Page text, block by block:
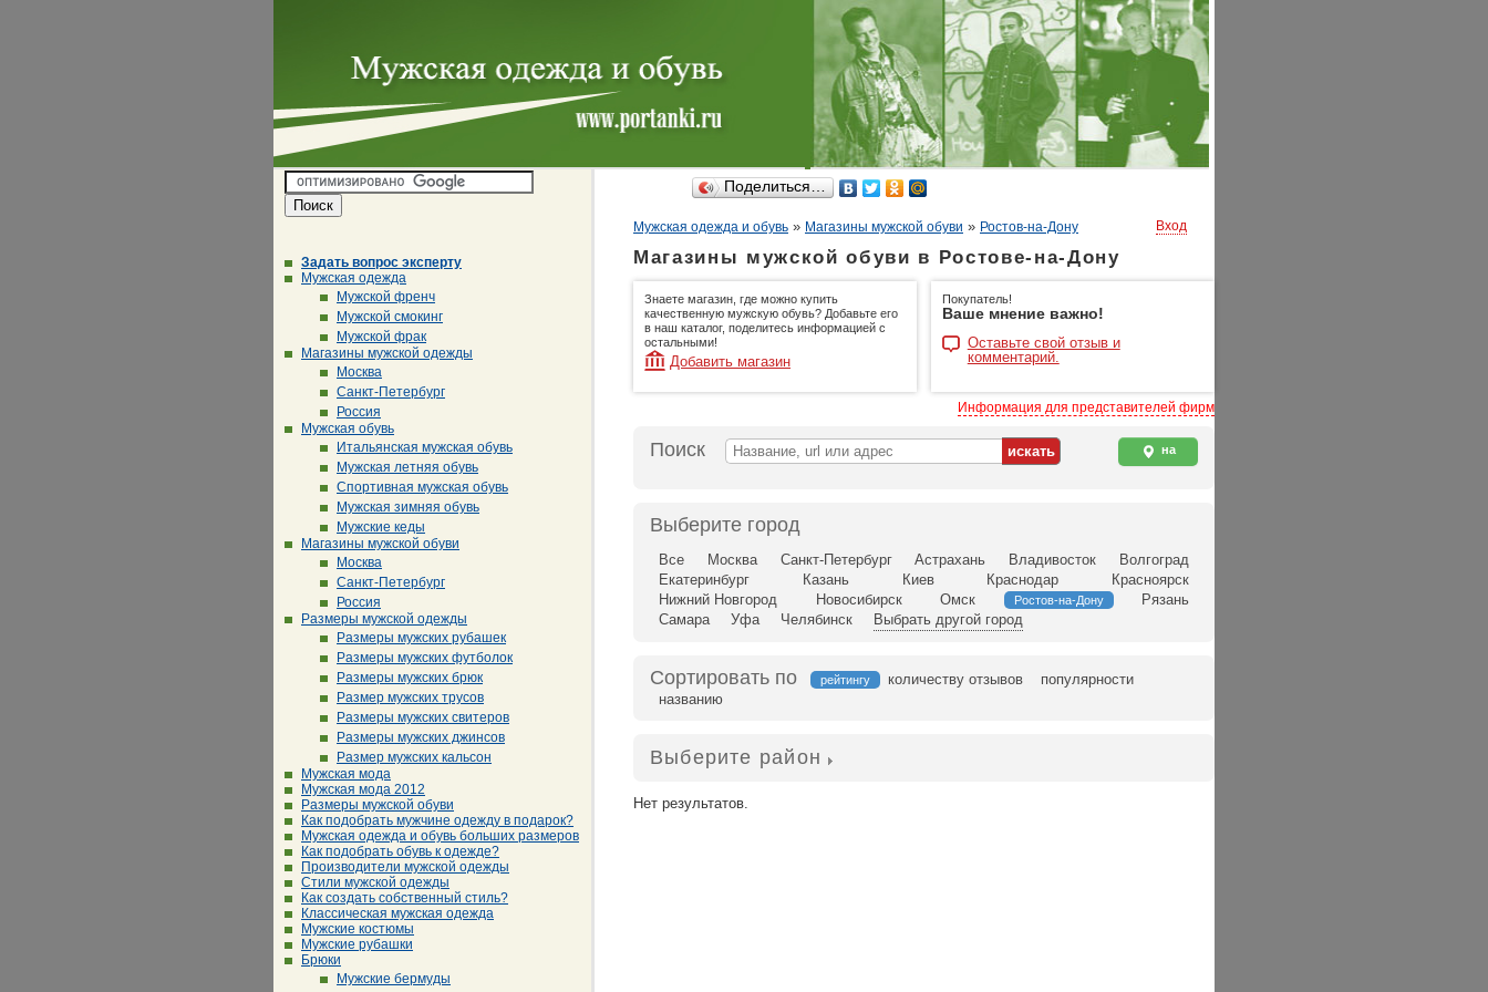
Задать вопрос эксперту
Мужская одежда
Мужской френч
Мужской смокинг
Мужской фрак
Магазины мужской одежды
Москва
Санкт-Петербург
Россия
Мужская обувь
Итальянская мужская обувь
Мужская летняя обувь
Спортивная мужская обувь
Мужская зимняя обувь
Мужские кеды
Магазины мужской обуви
Москва
Санкт-Петербург
Россия
Размеры мужской одежды
Размеры мужских рубашек
Размеры мужских футболок
Размеры мужских брюк
Размер мужских трусов
Размеры мужских свитеров
Размеры мужских джинсов
Размер мужских кальсон
Мужская мода
Мужская мода 2012
Размеры мужской обуви
Как подобрать мужчине одежду в подарок?
Мужская одежда и обувь больших размеров
Как подобрать обувь к одежде?
Производители мужской одежды
Стили мужской одежды
Как создать собственный стиль?
Классическая мужская одежда
Мужские костюмы
Мужские рубашки
Брюки
Мужские бермуды
Поделиться…
Мужская одежда и обувь » Магазины мужской обуви » Ростов-на-Дону Вход
Магазины мужской обуви в Ростове-на-Дону
Знаете магазин, где можно купить
качественную мужскую обувь? Добавьте его
в наш каталог, поделитесь информацией с
остальными!
Добавить магазин
Покупатель!
Ваше мнение важно!
Оставьте свой отзыв и
комментарий.
Информация для представителей фирм
Поиск
на
Выберите город
Все Москва Санкт-Петербург Астрахань Владивосток
Волгоград
Екатеринбург
Казань Киев Краснодар
Красноярск
Нижний Новгород
Новосибирск Омск Ростов-на-Дону
Рязань
Самара
Уфа Челябинск Выбрать другой город
Сортировать по рейтингу количеству отзывов
популярности
названию
Выберите район
Нет результатов.